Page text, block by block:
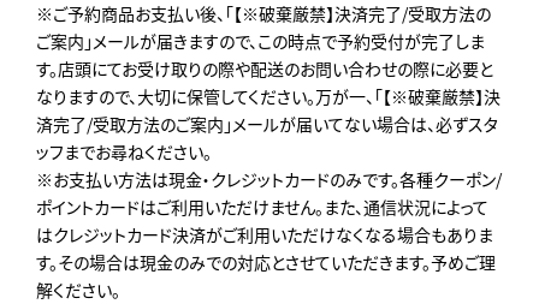
※ご予約商品お支払い後、「【※破棄厳禁】決済完了/受取方法の
ご案内」メールが届きますので、この時点で予約受付が完了しま
す。店頭にてお受け取りの際や配送のお問い合わせの際に必要と
なりますので、大切に保管してください。万が一、「【※破棄厳禁】決
済完了/受取方法のご案内」メールが届いてない場合は、必ずスタ
ッフまでお尋ねください。
※お支払い方法は現金・クレジットカードのみです。各種クーポン/
ポイントカードはご利用いただけません。また、通信状況によって
はクレジットカード決済がご利用いただけなくなる場合もありま
す。その場合は現金のみでの対応とさせていただきます。予めご理
解ください。